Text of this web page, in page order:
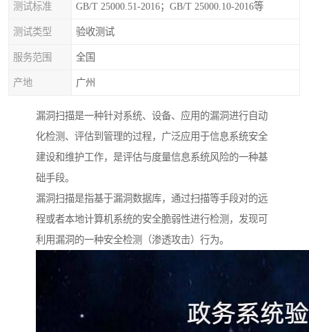
测试标准 GB/T 25000.51-2016；GB/T 25000.10-2016等
测试类型 验收测试
服务范围 全国
产地 广州
漏洞扫描是一种针对系统、设备、应用的漏洞进行自动
化检测、评估到管理的过程，广泛应用于信息系统安全
建设和维护工作，是评估与度量信息系统风险的一种基
础手段。
漏洞扫描是指基于漏洞数据库，通过扫描等手段对的远
程或者本地计算机系统的安全脆弱性进行检测，发现可
利用漏洞的一种安全检测（渗透攻击）行为。